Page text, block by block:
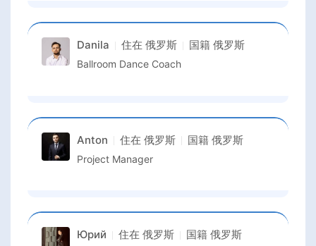
Danila 住在 俄罗斯 国籍 俄罗斯
Ballroom Dance Coach
Anton 住在 俄罗斯 国籍 俄罗斯
Project Manager
Юрий 住在 俄罗斯 国籍 俄罗斯